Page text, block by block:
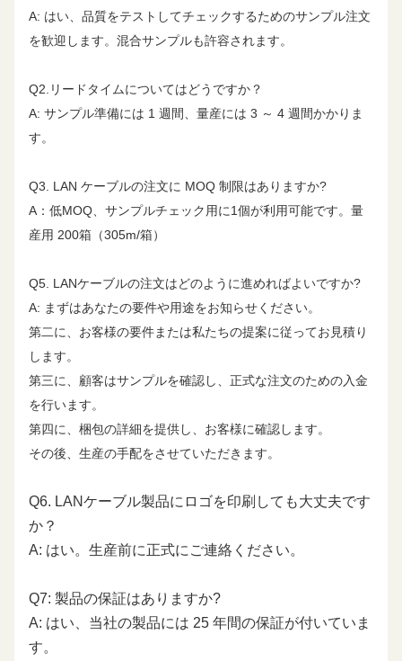
公称ケーブル直
7.8mm 15.9mm
9.4
31.25 10.5 23.6 52.9
62.50
100.00 19.1 20.1 45.3 42.3
250.00 31.1 17.3 39.3 36.3
300.00
A: はい、品質をテストしてチェックするためのサンプル注文
を歓迎します。混合サンプルも許容されます。
Q2.リードタイムについてはどうですか？
A: サンプル準備には 1 週間、量産には 3 ～ 4 週間かかりま
す。
Q3. LAN ケーブルの注文に MOQ 制限はありますか?
A：低MOQ、サンプルチェック用に1個が利用可能です。量
産用 200箱（305m/箱）
Q5. LANケーブルの注文はどのように進めればよいですか?
A: まずはあなたの要件や用途をお知らせください。
第二に、お客様の要件または私たちの提案に従ってお見積り
します。
第三に、顧客はサンプルを確認し、正式な注文のための入金
を行います。
第四に、梱包の詳細を提供し、お客様に確認します。
その後、生産の手配をさせていただきます。
Q6. LANケーブル製品にロゴを印刷しても大丈夫です
か？
A: はい。生産前に正式にご連絡ください。
Q7: 製品の保証はありますか?
A: はい、当社の製品には 25 年間の保証が付いていま
す。